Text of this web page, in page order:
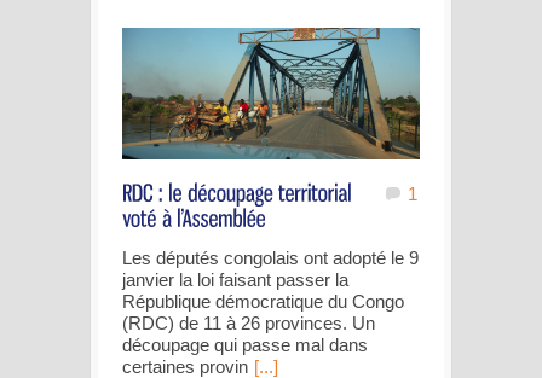
1
Les députés congolais ont adopté le 9
janvier la loi faisant passer la
République démocratique du Congo
(RDC) de 11 à 26 provinces. Un
découpage qui passe mal dans
certaines provin [...]